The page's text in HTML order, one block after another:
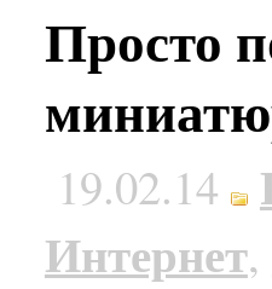
Просто
19.02.14
Интернет,